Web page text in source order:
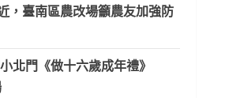
，臺南區農改場籲農友加強防
北門《做十六歲成年禮》